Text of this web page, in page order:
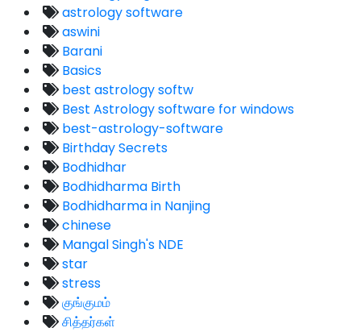
astrology software
aswini
Barani
Basics
best astrology softw
Best Astrology software for windows
best-astrology-software
Birthday Secrets
Bodhidhar
Bodhidharma Birth
Bodhidharma in Nanjing
chinese
Mangal Singh's NDE
star
stress
குங்குமம்
சித்தர்கள்